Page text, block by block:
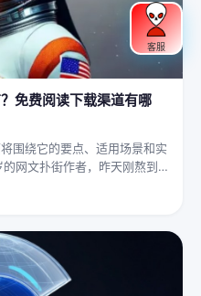
免费阅读下载渠道有哪
围绕它的要点、适用场景和实
网文扑街作者，昨天刚熬到凌
揉着发酸的眼睛扑上床就睡，
客服